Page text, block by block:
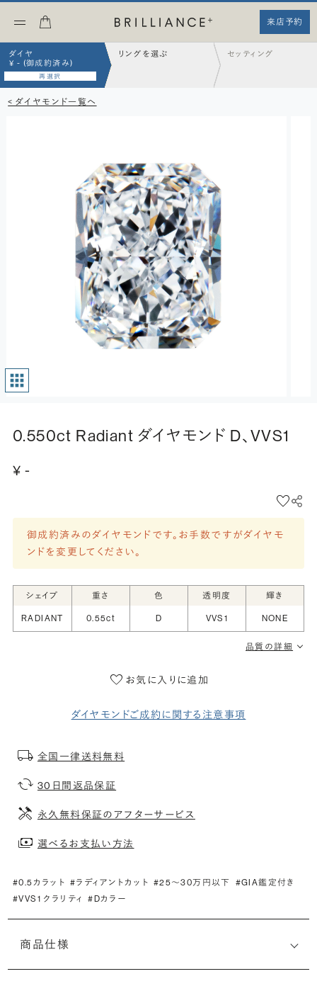
来店予約
ダイヤ
¥ - (御成約済み)
再選択
リングを選ぶ セッティング
< ダイヤモンド一覧へ
0.550ct Radiant ダイヤモンド D、VVS1
¥ -
御成約済みのダイヤモンドです。お手数ですがダイヤモ
ンドを変更してください。
シェイプ 重さ 色 透明度 輝き
RADIANT 0.55ct D VVS1 NONE
品質の詳細
お気に入りに追加
ダイヤモンドご成約に関する注意事項
全国一律送料無料
30日間返品保証
永久無料保証のアフターサービス
選べるお支払い方法
#0.5カラット #ラディアントカット #25〜30万円以下 #GIA鑑定付き
#VVS1 クラリティ
#Dカラー
商品仕様